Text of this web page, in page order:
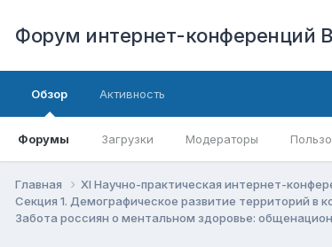
Форум интернет-конференций
Обзор
Форумы Загрузки Модераторы
Активность
Главная
XI Научно-практическая интернет-
Секция 1. Демографическое развитие территорий в
Забота россиян о ментальном здоровье: